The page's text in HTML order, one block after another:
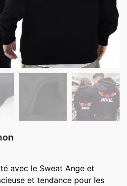
avec le Sweat Ange et
et tendance pour les